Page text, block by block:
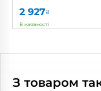
2 927₴
В наявності
Артикул:
Потужність:
З товаром